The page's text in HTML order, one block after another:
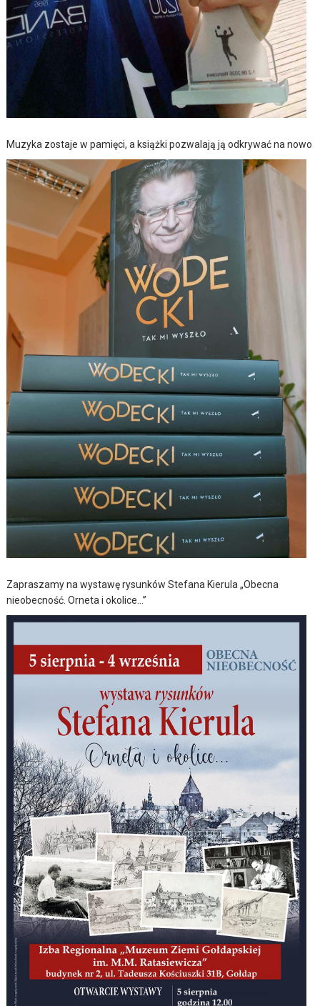
Muzyka zostaje w pamięci, a książki pozwalają ją odkrywać na nowo
Zapraszamy na wystawę rysunków Stefana Kierula „Obecna
nieobecność. Orneta i okolice…”